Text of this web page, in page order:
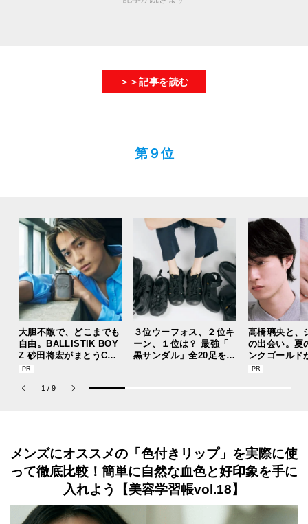
＞＞記事を読む
第９位
大胆不敵で、どこまでも
自由。BALLISTIK BOY
Z 砂田将宏がまとうCOA
CHの新作フレグランス
ナム パルファム」
３位ウーフォス、２位キ
ーン、１位は？ 最強「
黒サンダル」全20足を試
高橋璃央と、
の出会い。夏
ンクゴールド
“SUMMER
1 / 9
メンズにオススメの「色付きリップ」を実際に使
って徹底比較！簡単に自然な血色と好印象を手に
入れよう【美容学習帳vol.18】